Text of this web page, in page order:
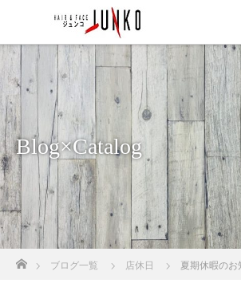
Blog×Catalog
ブログ一覧 店休日 夏期休暇のお